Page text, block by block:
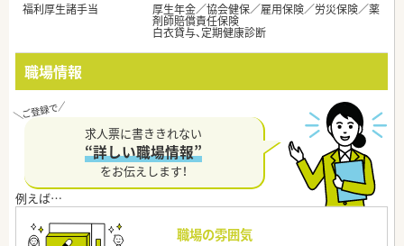
福利厚生諸手当
厚生年金／協会健保／雇用保険／労災保険／薬
剤師賠償責任保険
白衣貸与、定期健康診断
職場情報
求人票に書ききれない
“詳しい職場情報”
をお伝えします！
職場の雰囲気